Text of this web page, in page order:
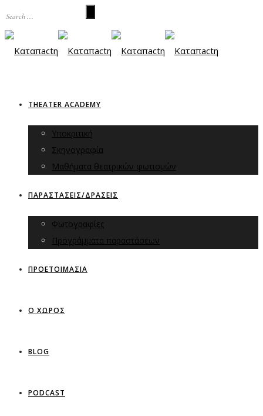
THEATER ACADEMY
Υποκριτική
Σκηνογραφία
Μαθήματα θεατρικών φωτισμών
ΠΑΡΑΣΤΑΣΕΙΣ/ΔΡΑΣΕΙΣ
Φωτογραφίες
Προγράμματα παραστάσεων
ΠΡΟΕΤΟΙΜΑΣΙΑ
Ο ΧΩΡΟΣ
BLOG
PODCAST